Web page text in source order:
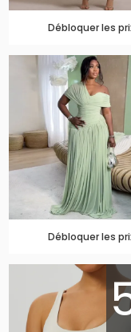
Débloquer les
Débloquer les